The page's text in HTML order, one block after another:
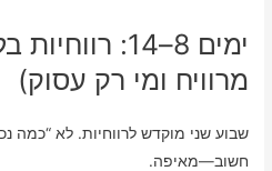
ימים 8–14:
מרוויח ומי רק עסוק)
שבוע שני מוקדש לרווחיות. לא “כמה
חשוב—מאיפה.